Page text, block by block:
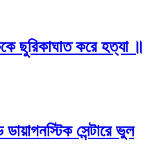
ছুরিকাঘাত করে হত্যা ॥
সেন্টারে ভুল